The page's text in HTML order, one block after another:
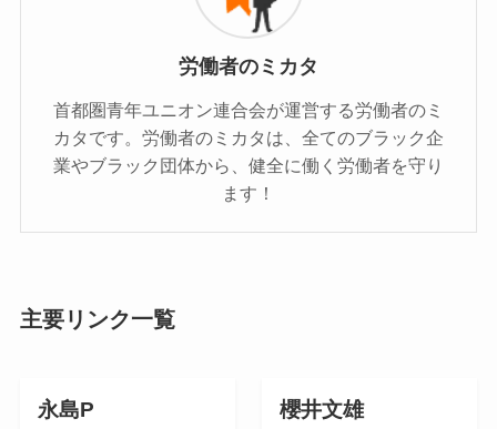
労働者のミカタ
首都圏青年ユニオン連合会が運営する労働者のミ
カタです。労働者のミカタは、全てのブラック企
業やブラック団体から、健全に働く労働者を守り
ます！
主要リンク一覧
永島P 櫻井文雄